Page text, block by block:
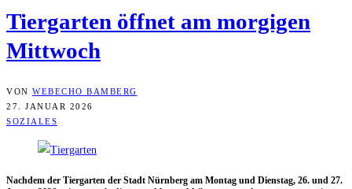
Tier­gar­ten öff­net am mor­gi­gen
Mittwoch
VON WEBECHO BAMBERG
27. JANUAR 2026
SOZIALES
Nach­dem der Tier­gar­ten der Stadt Nürn­berg am Mon­tag und Diens­tag, 26. und 27.